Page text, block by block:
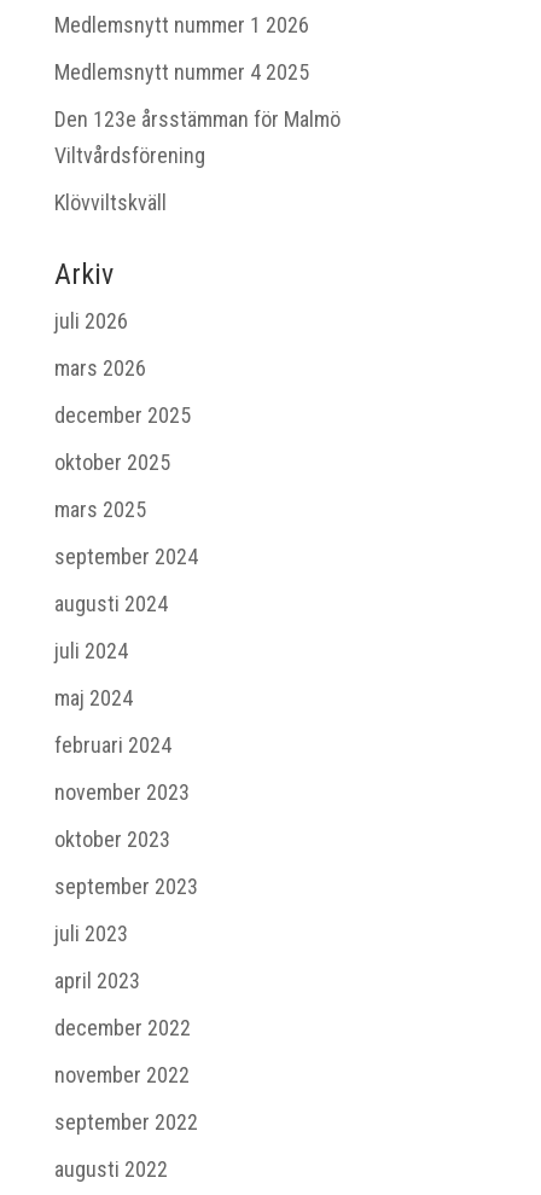
Medlemsnytt nummer 1 2026
Medlemsnytt nummer 4 2025
Den 123e årsstämman för Malmö
Viltvårdsförening
Klövviltskväll
Arkiv
juli 2026
mars 2026
december 2025
oktober 2025
mars 2025
september 2024
augusti 2024
juli 2024
maj 2024
februari 2024
november 2023
oktober 2023
september 2023
juli 2023
april 2023
december 2022
november 2022
september 2022
augusti 2022